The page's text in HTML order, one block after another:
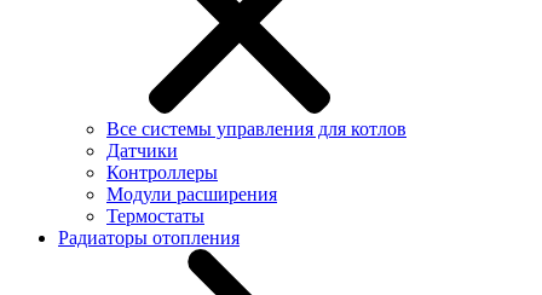
Все системы управления для котлов
Датчики
Контроллеры
Модули расширения
Термостаты
Радиаторы отопления